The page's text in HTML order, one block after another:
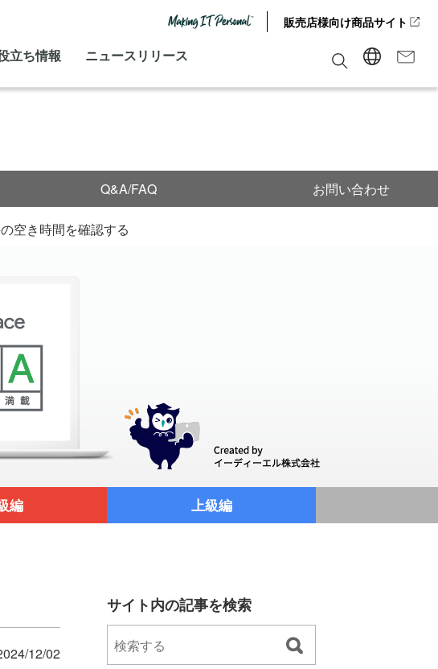
販売店様向け商品サイト
立ち情報 ニュースリリース
Q&A/FAQ お問い合わせ
空き時間を確認する
編 上級編
12/02
サイト内の記事を検索